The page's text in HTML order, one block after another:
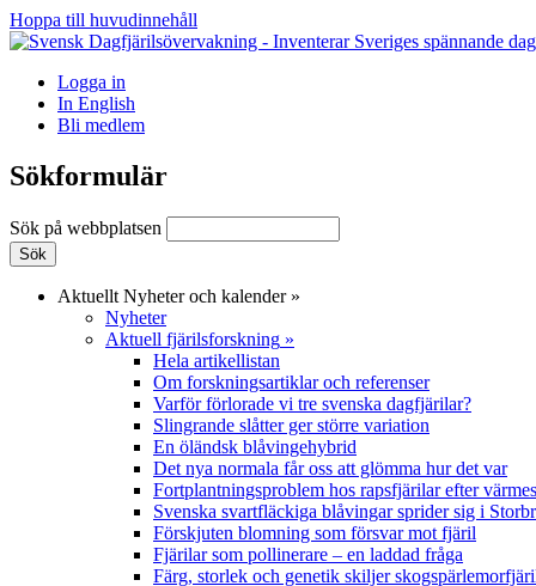
Hoppa till huvudinnehåll
Logga in
In English
Bli medlem
Sökformulär
Sök på webbplatsen
Aktuellt Nyheter och kalender»
Nyheter
Aktuell fjärilsforskning »
Hela artikellistan
Om forskningsartiklar och referenser
Varför förlorade vi tre svenska dagfjärilar?
Slingrande slåtter ger större variation
En öländsk blåvingehybrid
Det nya normala får oss att glömma hur det var
Fortplantningsproblem hos rapsfjärilar efter
Svenska svartfläckiga blåvingar sprider sig i
Förskjuten blomning som försvar mot fjäril
Fjärilar som pollinerare – en laddad fråga
Färg, storlek och genetik skiljer